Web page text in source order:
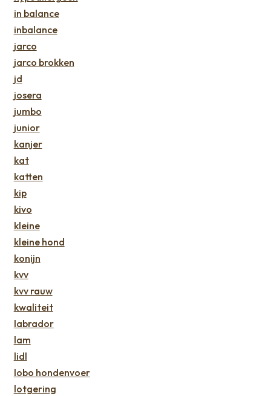
in balance
inbalance
jarco
jarco brokken
jd
josera
jumbo
junior
kanjer
kat
katten
kip
kivo
kleine
kleine hond
konijn
kvv
kvv rauw
kwaliteit
labrador
lam
lidl
lobo hondenvoer
lotgering